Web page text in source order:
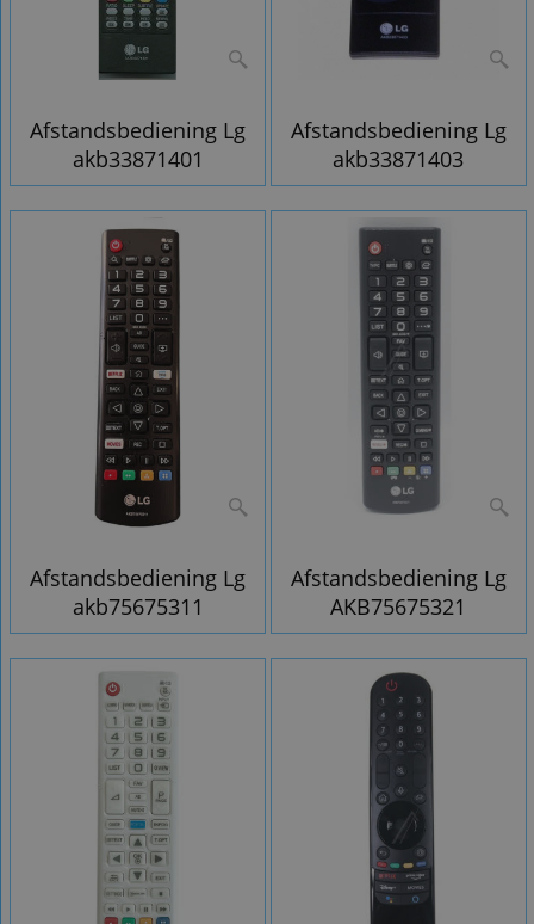
Afstandsbediening Lg
akb33871401
Afstandsbediening Lg
akb33871403
Afstandsbediening Lg
akb75675311
Afstandsbediening Lg
AKB75675321